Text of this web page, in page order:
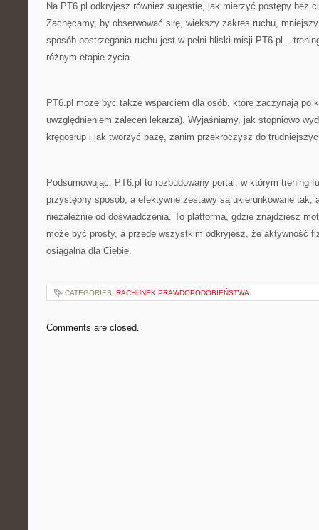
Na PT6.pl odkryjesz również sugestie, jak mierzyć postępy bez
Zachęcamy, by obserwować siłę, większy zakres ruchu,
sposób postrzegania ruchu jest w pełni bliski misji PT6.pl –
różnym etapie życia.
PT6.pl może być także wsparciem dla osób, które zaczynają po
uwzględnieniem zaleceń lekarza). Wyjaśniamy, jak stopniowo
kręgosłup i jak tworzyć bazę, zanim przekroczysz do
Podsumowując, PT6.pl to rozbudowany portal, w którym trening
przystępny sposób, a efektywne zestawy są ukierunkowane tak,
niezależnie od doświadczenia. To platforma, gdzie znajdziesz
może być prosty, a przede wszystkim odkryjesz, że aktywność
osiągalna dla Ciebie.
CATEGORIES: RACHUNEK PRAWDOPODOBIEŃSTWA
Comments are closed.